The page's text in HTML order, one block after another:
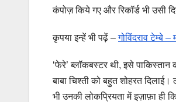
कंपोज़ किये गए और रिकॉर्ड भी उसी
कृपया इन्हें भी पढ़ें –गोविंदराव टेम्बे
‘फेरे’ ब्लॉकबस्टर थी, इसे
बाबा चिश्ती को बहुत शोहरत
भी उनकी लोकप्रियता में इज़ाफ़ा ही